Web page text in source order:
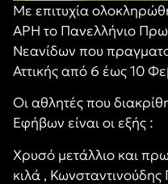
Με επιτυχία
ΑΡΗ το Πανελλήνιο
Νεανίδων που
Αττικής από 6 έως 10
Οι αθλητές που
Εφήβων είναι οι εξής :
Χρυσό μετάλλιο και
κιλά , Κωνσταντινούδης